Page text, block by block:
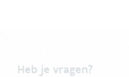
Heb je vragen?